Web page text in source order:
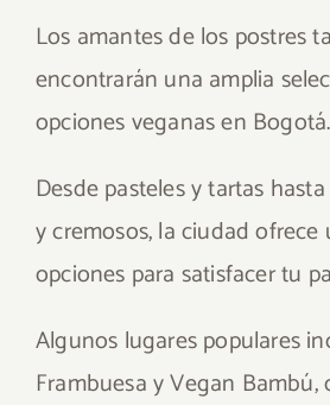
Los amantes de los postres
encontrarán una amplia
opciones veganas en Bogotá.
Desde pasteles y tartas
y cremosos, la ciudad
opciones para satisfacer tu
Algunos lugares populares
Frambuesa y Vegan